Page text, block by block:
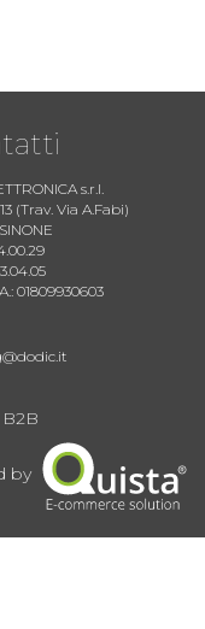
s.r.l.
(Trav. Via A.Fabi)
01809930603
by